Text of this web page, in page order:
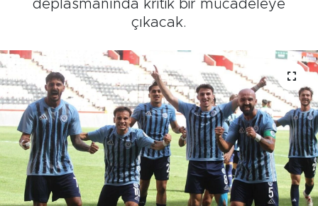
deplasmanında kritik bir mücadeleye
çıkacak.
Tarihçe
Resmi İlanlar
Söyleşi
Foto Şaka